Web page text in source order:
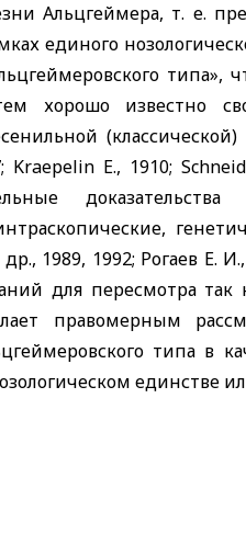
Альцгеймера, т. е.
единого
типа»,
хорошо известно
Kraepelin E., 1910;
доказательства
1989, 1992; Рогаев Е.
для пересмотра так
правомерным
типа в
единстве